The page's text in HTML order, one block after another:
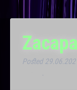
Posted
.